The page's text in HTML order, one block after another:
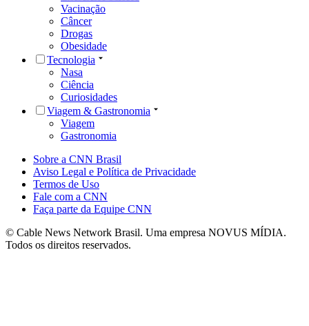
Vacinação
Câncer
Drogas
Obesidade
Tecnologia
Nasa
Ciência
Curiosidades
Viagem & Gastronomia
Viagem
Gastronomia
Sobre a CNN Brasil
Aviso Legal e Política de Privacidade
Termos de Uso
Fale com a CNN
Faça parte da Equipe CNN
© Cable News Network Brasil. Uma empresa NOVUS MÍDIA.
Todos os direitos reservados.